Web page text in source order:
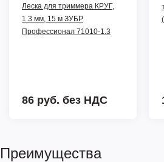
Леска для триммера КРУГ,
1.3 мм, 15 м ЗУБР
Профессионал 71010-1.3
86 руб. без НДС
Преимущества